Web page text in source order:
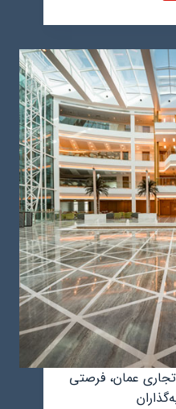
تجاری عمان، فرصتی